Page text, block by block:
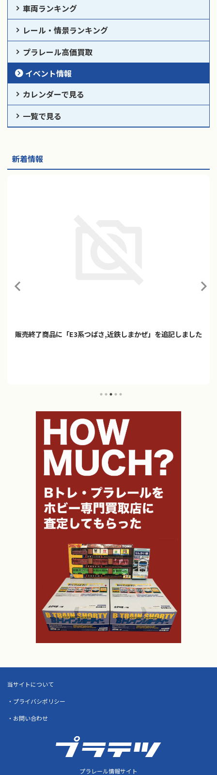
車両ランキング
レール・情景ランキング
プラレール高価買取
イベント情報
カレンダーで見る
一覧で見る
新着情報
販売終了商品に「E3系つばさ,近鉄しまかぜ」を追記しました
当サイトについて
・プライバシポリシー
・お問い合わせ
プラレール情報サイト